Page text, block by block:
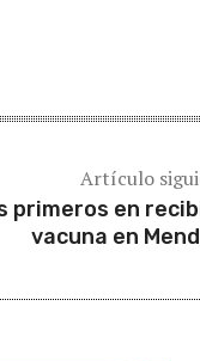
Artículo
primeros en
vacuna en